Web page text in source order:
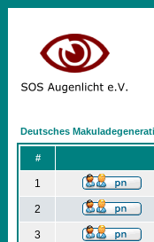
Deutsches
#
1
2
3